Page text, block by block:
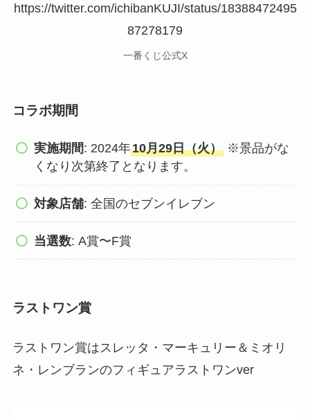
https://twitter.com/ichibanKUJI/status/18388472495
87278179
一番くじ公式X
コラボ期間
実施期間: 2024年10月29日（火） ※景品がな
くなり次第終了となります。
対象店舗: 全国のセブンイレブン
当選数: A賞〜F賞
ラストワン賞
ラストワン賞はスレッタ・マーキュリー＆ミオリ
ネ・レンブランのフィギュアラストワンver